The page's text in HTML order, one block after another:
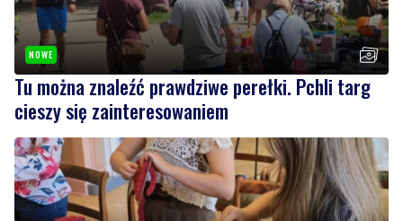
NOWE
Tu można znaleźć prawdziwe perełki. Pchli targ
cieszy się zainteresowaniem